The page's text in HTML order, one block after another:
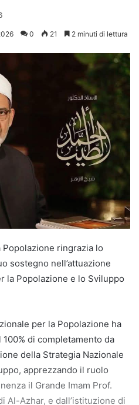
0 21 2 minuti di lettura
ringrazia lo
sostegno nell’attuazione
la Popolazione e lo Sviluppo
per la Popolazione ha
di completamento da
della Strategia Nazionale
apprezzando il ruolo
il Grande Imam Prof.
Al-Azhar, e dall’istituzione di